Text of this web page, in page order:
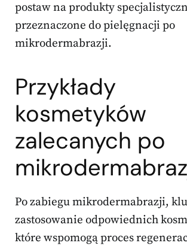
postaw na produkty
przeznaczone do pielęgnacji po
mikrodermabrazji.
Przykłady
kosmetyków
zalecanych po
Po zabiegu mikrodermabrazji,
zastosowanie odpowiednich
które wspomogą proces